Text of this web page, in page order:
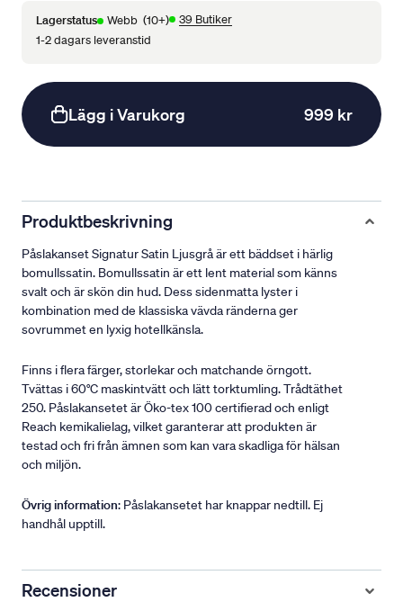
Lagerstatus Webb (10+)
39 Butiker
1-2 dagars leveranstid
Lägg i Varukorg 999 kr
Produktbeskrivning
Påslakanset Signatur Satin Ljusgrå är ett bäddset i härlig
bomullssatin. Bomullssatin är ett lent material som känns
svalt och är skön din hud. Dess sidenmatta lyster i
kombination med de klassiska vävda ränderna ger
sovrummet en lyxig hotellkänsla.
Finns i flera färger, storlekar och matchande örngott.
Tvättas i 60°C maskintvätt och lätt torktumling. Trådtäthet
250. Påslakansetet är Öko-tex 100 certifierad och enligt
Reach kemikalielag, vilket garanterar att produkten är
testad och fri från ämnen som kan vara skadliga för hälsan
och miljön.
Övrig information: Påslakansetet har knappar nedtill. Ej
handhål upptill.
Recensioner